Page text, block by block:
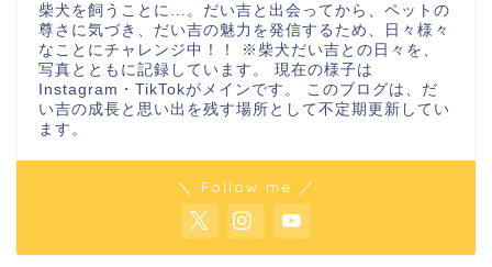
柴犬を飼うことに...。だい吉と出会ってから、ペットの
尊さに気づき、だい吉の魅力を発信するため、日々様々
なことにチャレンジ中！！ ※柴犬だい吉との日々を、
写真とともに記録しています。 現在の様子は
Instagram・TikTokがメインです。 このブログは、だ
い吉の成長と思い出を残す場所として不定期更新してい
ます。
＼ Follow me ／